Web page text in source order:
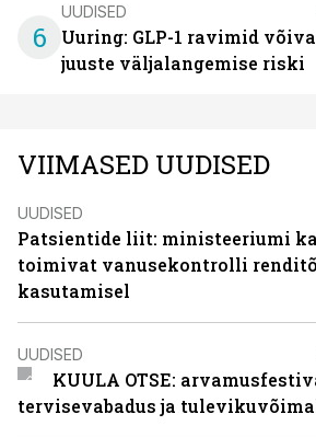
6
UUDISED
Uuring: GLP-1 ravimid
juuste väljalangemise riski
VIIMASED UUDISED
UUDISED
Patsientide liit: ministeeriumi
toimivat vanusekontrolli
kasutamisel
UUDISED
KUULA OTSE:
tervisevabadus ja